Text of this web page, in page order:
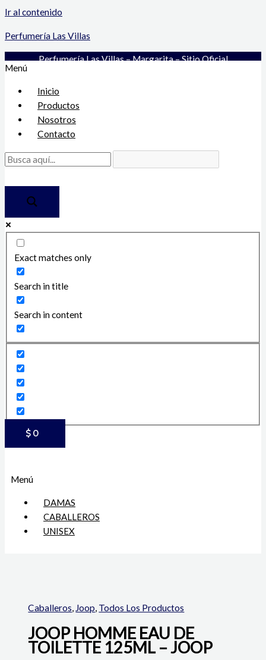
Ir al contenido
Perfumería Las Villas
Perfumería Las Villas – Margarita – Sitio Oficial
Menú
Inicio
Productos
Nosotros
Contacto
Exact matches only
Search in title
Search in content
$ 0
Menú
DAMAS
CABALLEROS
UNISEX
Caballeros, Joop, Todos Los Productos
JOOP HOMME EAU DE
TOILETTE 125ML – JOOP